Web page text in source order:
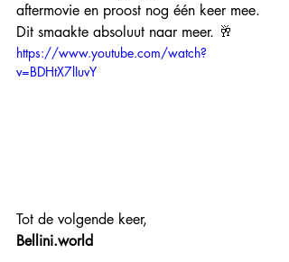
aftermovie en proost nog één keer mee.
Dit smaakte absoluut naar meer. 🥂
https://www.youtube.com/watch?
v=BDHtX7lIuvY
Tot de volgende keer,
Bellini.world